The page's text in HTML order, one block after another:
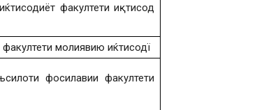
факултети иқтисод
молиявию иќтисодї
фосилавии факултети